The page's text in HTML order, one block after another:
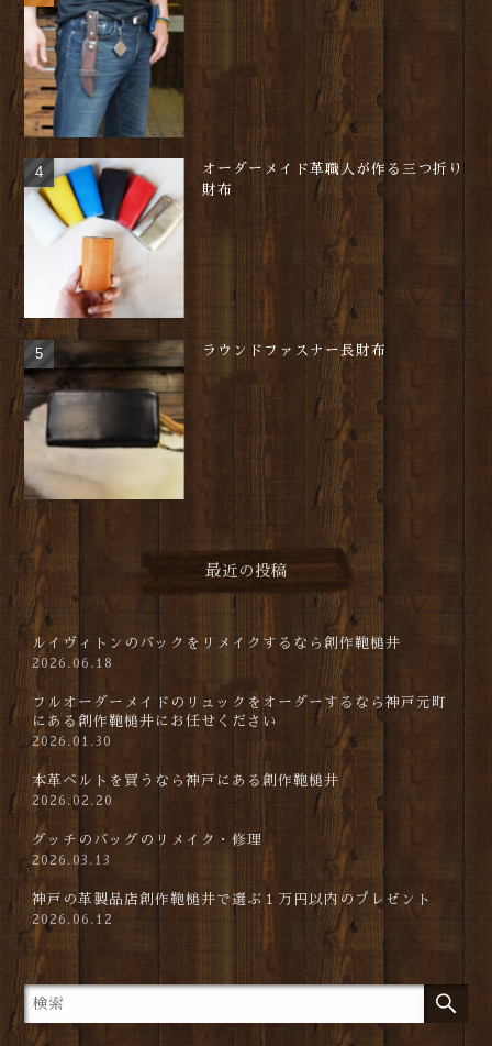
オーダーメイド革職人が作る三つ折り
財布
ラウンドファスナー長財布
最近の投稿
ルイヴィトンのバックをリメイクするなら創作鞄槌井
2026.06.18
フルオーダーメイドのリュックをオーダーするなら神戸元町
にある創作鞄槌井にお任せください
2026.01.30
本革ベルトを買うなら神戸にある創作鞄槌井
2026.02.20
グッチのバッグのリメイク・修理
2026.03.13
神戸の革製品店創作鞄槌井で選ぶ１万円以内のプレゼント
2026.06.12